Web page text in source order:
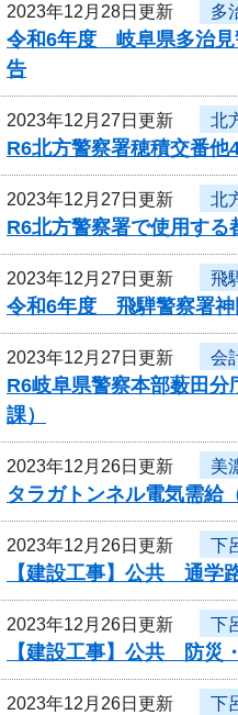
2023年12月28日更新 多
令和6年度 岐阜県多治見
告
2023年12月27日更新 北
R6北方警察署穂積交番
2023年12月27日更新 北
R6北方警察署で使用す
2023年12月27日更新 飛
令和6年度 飛騨警察署神
2023年12月27日更新 会
R6岐阜県警察本部薮田
課）
2023年12月26日更新 美
タラガトンネル電気需給
2023年12月26日更新 下
【建設工事】公共 通学
2023年12月26日更新 下
【建設工事】公共 防災
2023年12月26日更新 下